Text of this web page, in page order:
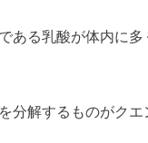
ある乳酸が体内に
分解するものがクエ